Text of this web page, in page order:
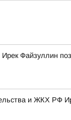
Файзуллин
и ЖКХ РФ